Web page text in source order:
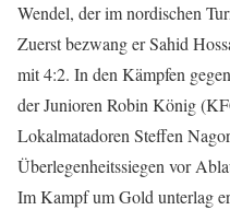
Wendel, der im nordischen
Zuerst bezwang er Sahid
mit 4:2. In den Kämpfen
der Junioren Robin König
Lokalmatadoren Steffen
Überlegenheitssiegen vor
Im Kampf um Gold unterlag